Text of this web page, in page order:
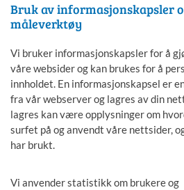
Bruk av informasjonskapsler
måleverktøy
Vi bruker informasjonskapsler for å
våre websider og kan brukes for å
innholdet. En informasjonskapsel er
fra vår webserver og lagres av din
lagres kan være opplysninger om
surfet på og anvendt våre nettsider,
har brukt.
Vi anvender statistikk om brukere og